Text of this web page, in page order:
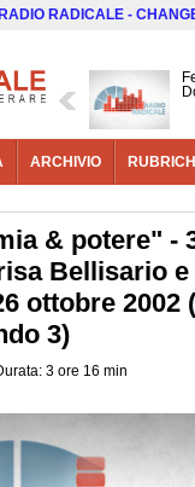
RADICALE -
ARCHIVIO
& potere" -
Bellisario
ottobre
3)
3 ore 16 min